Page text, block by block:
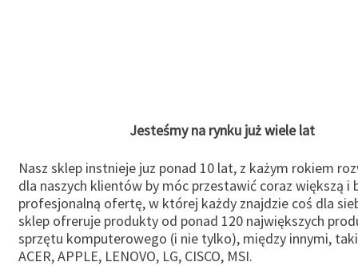
Jesteśmy na rynku już wiele lat
Nasz sklep instnieje juz ponad 10 lat, z każym rokiem
dla naszych klientów by móc przestawić coraz większą i
profesjonalną ofertę, w której każdy znajdzie coś dla
sklep ofreruje produkty od ponad 120 największych
sprzętu komputerowego (i nie tylko), między innymi,
ACER, APPLE, LENOVO, LG, CISCO, MSI.